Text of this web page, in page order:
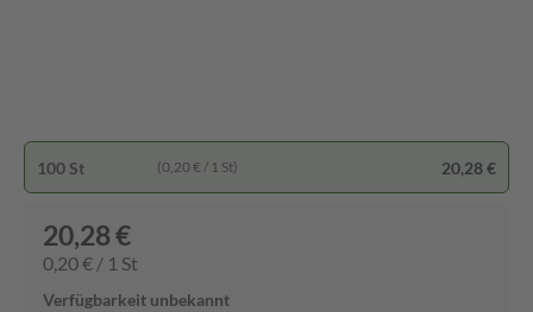
100 St (0,20 € / 1 St) 20,28 €
20,28 €
0,20 € / 1 St
Verfügbarkeit unbekannt